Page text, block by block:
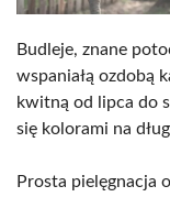
Budleje, znane
wspaniałą ozdobą
kwitną od lipca do
się kolorami na
Prosta pielęgnacja